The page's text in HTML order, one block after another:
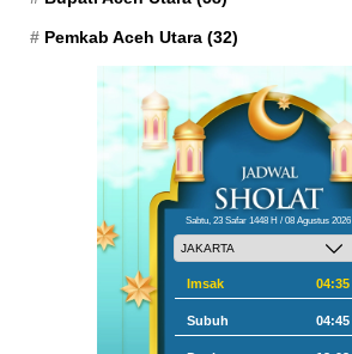
Pemkab Aceh Utara (32)
Sabtu, 23 Safar 1448 H / 08 Agustus 2026
Imsak 04:35
Subuh 04:45